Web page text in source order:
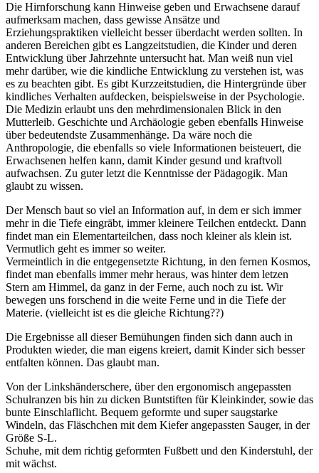
Die Hirnforschung kann Hinweise geben und Erwachsene darauf
aufmerksam machen, dass gewisse Ansätze und
Erziehungspraktiken vielleicht besser überdacht werden sollten. In
anderen Bereichen gibt es Langzeitstudien, die Kinder und deren
Entwicklung über Jahrzehnte untersucht hat. Man weiß nun viel
mehr darüber, wie die kindliche Entwicklung zu verstehen ist, was
es zu beachten gibt. Es gibt Kurzzeitstudien, die Hintergründe über
kindliches Verhalten aufdecken, beispielsweise in der Psychologie.
Die Medizin erlaubt uns den mehrdimensionalen Blick in den
Mutterleib. Geschichte und Archäologie geben ebenfalls Hinweise
über bedeutendste Zusammenhänge. Da wäre noch die
Anthropologie, die ebenfalls so viele Informationen beisteuert, die
Erwachsenen helfen kann, damit Kinder gesund und kraftvoll
aufwachsen. Zu guter letzt die Kenntnisse der Pädagogik. Man
glaubt zu wissen.
Der Mensch baut so viel an Information auf, in dem er sich immer
mehr in die Tiefe eingräbt, immer kleinere Teilchen entdeckt. Dann
findet man ein Elementarteilchen, dass noch kleiner als klein ist.
Vermutlich geht es immer so weiter.
Vermeintlich in die entgegensetzte Richtung, in den fernen Kosmos,
findet man ebenfalls immer mehr heraus, was hinter dem letzen
Stern am Himmel, da ganz in der Ferne, auch noch zu ist. Wir
bewegen uns forschend in die weite Ferne und in die Tiefe der
Materie. (vielleicht ist es die gleiche Richtung??)
Die Ergebnisse all dieser Bemühungen finden sich dann auch in
Produkten wieder, die man eigens kreiert, damit Kinder sich besser
entfalten können. Das glaubt man.
Von der Linkshänderschere, über den ergonomisch angepassten
Schulranzen bis hin zu dicken Buntstiften für Kleinkinder, sowie das
bunte Einschlaflicht. Bequem geformte und super saugstarke
Windeln, das Fläschchen mit dem Kiefer angepassten Sauger, in der
Größe S-L.
Schuhe, mit dem richtig geformten Fußbett und den Kinderstuhl, der
mit wächst.